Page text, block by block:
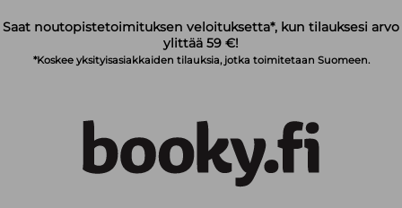
Saat noutopistetoimituksen veloituksetta*, kun tilauksesi arvo
ylittää 59 €!
*Koskee yksityisasiakkaiden tilauksia, jotka toimitetaan Suomeen.